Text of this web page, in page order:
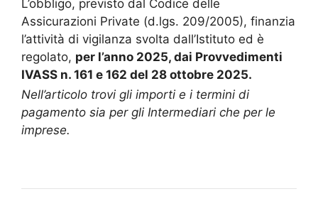
L’obbligo, previsto dal Codice delle
Assicurazioni Private (d.lgs. 209/2005), finanzia
l’attività di vigilanza svolta dall’Istituto ed è
regolato, per l’anno 2025, dai Provvedimenti
IVASS n. 161 e 162 del 28 ottobre 2025.
Nell’articolo trovi gli importi e i termini di
pagamento sia per gli Intermediari che per le
imprese.